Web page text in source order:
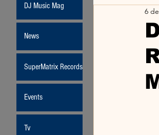
Jean- 6
DJ Music Mag
News
SuperMatrix Records
Events
Tv